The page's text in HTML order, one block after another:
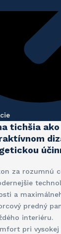
tichšia
za rozumnú
a
predný
interiéru.
pri